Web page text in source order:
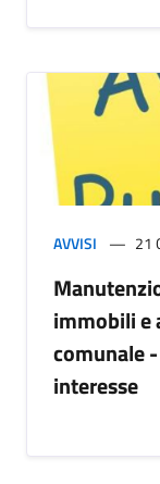
AVVISI 21
immobili e
comunale
interesse